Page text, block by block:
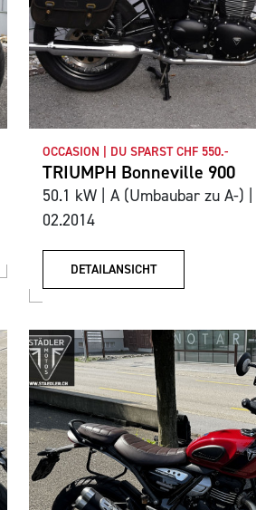
OCCASION | DU SPARST CHF 550.-
TRIUMPH Bonneville 900
50.1 kW | A (Umbaubar zu A-) |
02.2014
DETAILANSICHT